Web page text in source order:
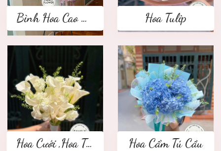
Bình Hoa Cao Cấp Hoa Tulip
Hoa Cưới ,Hoa Tay Cầm Cô Dâu Hoa Cẩm Tú Cầu